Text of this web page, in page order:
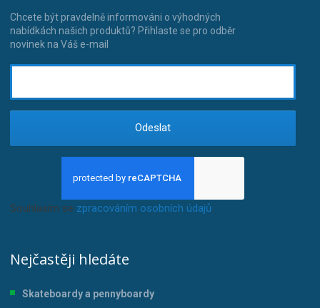
Chcete být pravdelně informováni o výhodných
nabídkách našich produktů? Přihlaste se pro odběr
novinek na Váš e-mail
Odeslat
Souhlasím se zpracováním osobních údajů.
Nejčastěji hledáte
Skateboardy a pennyboardy